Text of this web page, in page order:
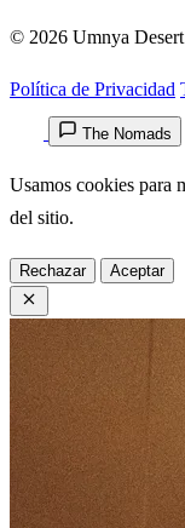
© 2026 Umnya Desert
Política de Privacidad
The Nomads
Usamos cookies para
del sitio.
Rechazar Aceptar